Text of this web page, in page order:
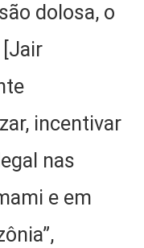
dolosa, o
incentivar
nas
e em